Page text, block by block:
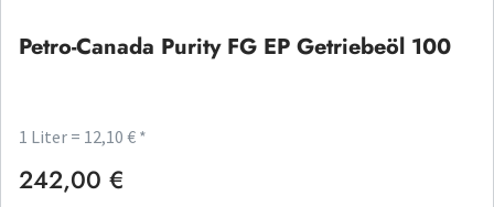
Petro-Canada Purity FG EP Getriebeöl 100
1 Liter = 12,10 € *
Regulärer Preis:
242,00 €